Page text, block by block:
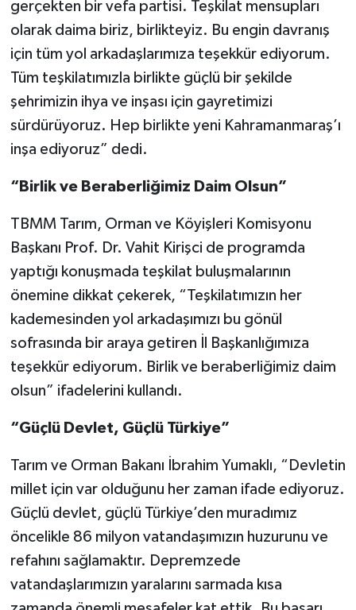
gerçekten bir vefa partisi. Teşkilat mensupları
olarak daima biriz, birlikteyiz. Bu engin davranış
için tüm yol arkadaşlarımıza teşekkür ediyorum.
Tüm teşkilatımızla birlikte güçlü bir şekilde
şehrimizin ihya ve inşası için gayretimizi
sürdürüyoruz. Hep birlikte yeni Kahramanmaraş’ı
inşa ediyoruz” dedi.
“Birlik ve Beraberliğimiz Daim Olsun”
TBMM Tarım, Orman ve Köyişleri Komisyonu
Başkanı Prof. Dr. Vahit Kirişci de programda
yaptığı konuşmada teşkilat buluşmalarının
önemine dikkat çekerek, “Teşkilatımızın her
kademesinden yol arkadaşımızı bu gönül
sofrasında bir araya getiren İl Başkanlığımıza
teşekkür ediyorum. Birlik ve beraberliğimiz daim
olsun” ifadelerini kullandı.
“Güçlü Devlet, Güçlü Türkiye”
Tarım ve Orman Bakanı İbrahim Yumaklı, “Devletin
millet için var olduğunu her zaman ifade ediyoruz.
Güçlü devlet, güçlü Türkiye’den muradımız
öncelikle 86 milyon vatandaşımızın huzurunu ve
refahını sağlamaktır. Depremzede
vatandaşlarımızın yaralarını sarmada kısa